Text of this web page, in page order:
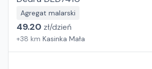
Agregat malarski
49.20 zł/dzień
+38 km Kasinka Mała